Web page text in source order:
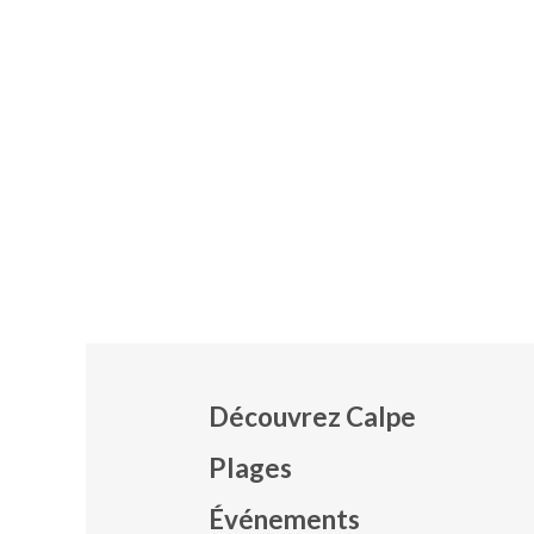
Découvrez Calpe
Plages
Événements